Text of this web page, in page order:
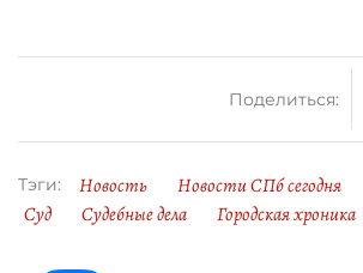
Поделиться:
Тэги: Новость Новости СПб сегодня
Суд
Судебные дела Городская хроника